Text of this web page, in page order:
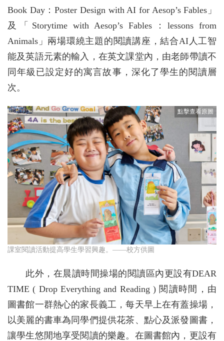
Book Day：Poster Design with AI for Aesop’s Fables」
及「Storytime with Aesop’s Fables：lessons from
Animals」兩場環繞主題的閱讀講座，結合AI人工智
能及英語元素的輸入，在英文課堂內，由老師帶讀不
同年級已設定好的寓言故事，深化了學生的閱讀層
次。
課室閱讀活動提高學生學習興趣。——校方供圖
此外，在晨讀時間操場的閱讀區內更設有DEAR
TIME ( Drop Everything and Reading ) 閱讀時間，由
圖書館一群熱心的家長義工，每天早上在有蓋操場，
以美麗的書車為同學們提供花茶、點心及派發圖書，
讓學生悠閒地享受閱讀的樂趣。在圖書館內，更設有